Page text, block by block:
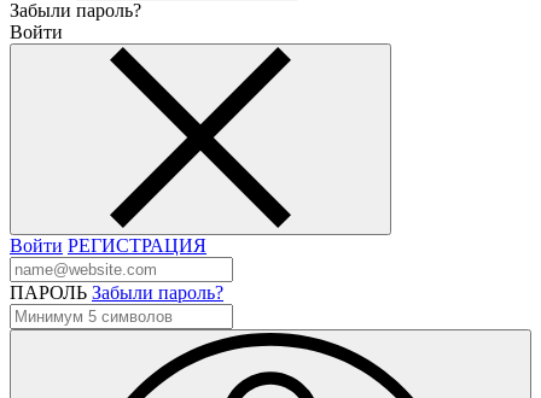
Забыли пароль?
Войти
Войти РЕГИСТРАЦИЯ
ПАРОЛЬ Забыли пароль?